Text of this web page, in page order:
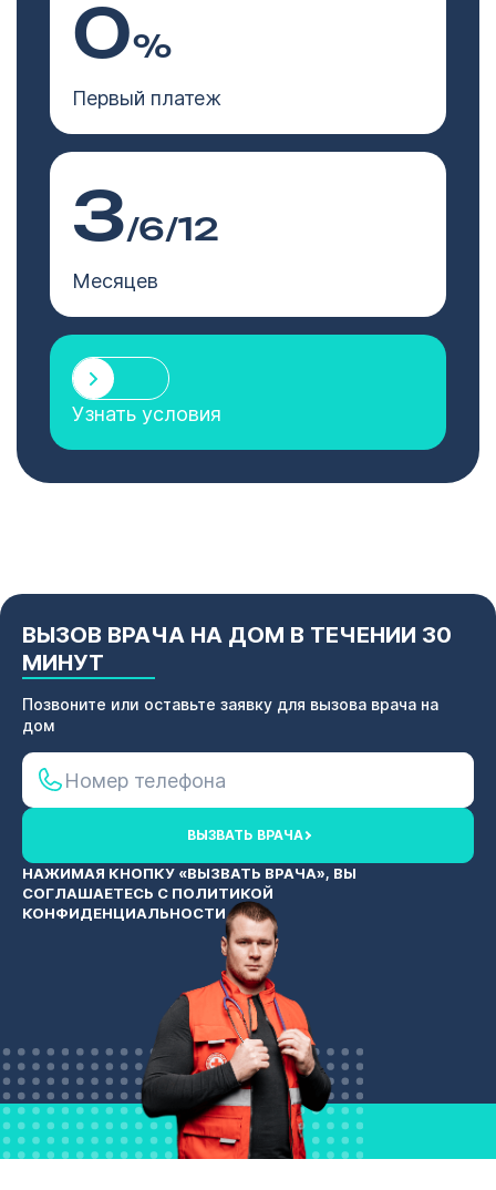
0%
Первый платеж
3/6/12
Месяцев
Узнать условия
ВЫЗОВ ВРАЧА НА ДОМ В ТЕЧЕНИИ 30
МИНУТ
Позвоните или оставьте заявку для вызова врача на
дом
ВЫЗВАТЬ ВРАЧА
НАЖИМАЯ КНОПКУ «ВЫЗВАТЬ ВРАЧА», ВЫ
СОГЛАШАЕТЕСЬ С ПОЛИТИКОЙ
КОНФИДЕНЦИАЛЬНОСТИ